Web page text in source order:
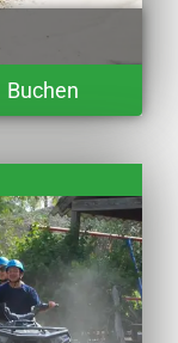
Buchen